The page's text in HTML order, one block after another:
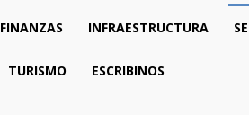
FINANZAS INFRAESTRUCTURA
TURISMO ESCRIBINOS